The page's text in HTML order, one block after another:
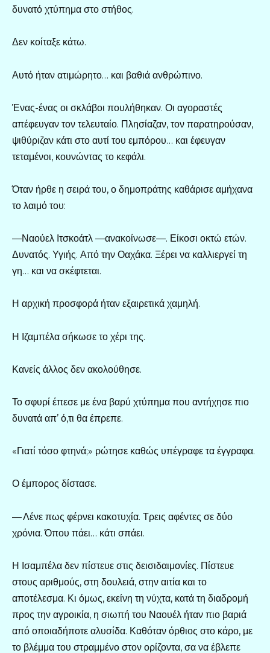
δυνατό χτύπημα στο στήθος.
Δεν κοίταξε κάτω.
Αυτό ήταν ατιμώρητο… και βαθιά ανθρώπινο.
Ένας-ένας οι σκλάβοι πουλήθηκαν. Οι αγοραστές
απέφευγαν τον τελευταίο. Πλησίαζαν, τον παρατηρούσαν,
ψιθύριζαν κάτι στο αυτί του εμπόρου… και έφευγαν
τεταμένοι, κουνώντας το κεφάλι.
Όταν ήρθε η σειρά του, ο δημοπράτης καθάρισε αμήχανα
το λαιμό του:
—Ναούελ Ιτσκοάτλ —ανακοίνωσε—. Είκοσι οκτώ ετών.
Δυνατός. Υγιής. Από την Οαχάκα. Ξέρει να καλλιεργεί τη
γη… και να σκέφτεται.
Η αρχική προσφορά ήταν εξαιρετικά χαμηλή.
Η Ιζαμπέλα σήκωσε το χέρι της.
Κανείς άλλος δεν ακολούθησε.
Το σφυρί έπεσε με ένα βαρύ χτύπημα που αντήχησε πιο
δυνατά απ’ ό,τι θα έπρεπε.
«Γιατί τόσο φτηνά;» ρώτησε καθώς υπέγραφε τα έγγραφα.
Ο έμπορος δίστασε.
— Λένε πως φέρνει κακοτυχία. Τρεις αφέντες σε δύο
χρόνια. Όπου πάει… κάτι σπάει.
Η Ισαμπέλα δεν πίστευε στις δεισιδαιμονίες. Πίστευε
στους αριθμούς, στη δουλειά, στην αιτία και το
αποτέλεσμα. Κι όμως, εκείνη τη νύχτα, κατά τη διαδρομή
προς την αγροικία, η σιωπή του Ναουέλ ήταν πιο βαριά
από οποιαδήποτε αλυσίδα. Καθόταν όρθιος στο κάρο, με
το βλέμμα του στραμμένο στον ορίζοντα, σα να έβλεπε